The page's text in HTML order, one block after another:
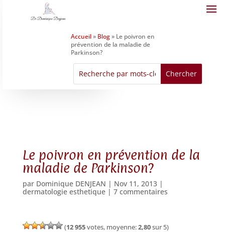
Accueil» Blog» Le poivron en
prévention de la maladie de
Parkinson?
Le poivron en prévention de la
maladie de Parkinson?
par Dominique DENJEAN | Nov 11, 2013|
dermatologie esthetique| 7 commentaires
(12 955votes, moyenne:2,80sur 5)